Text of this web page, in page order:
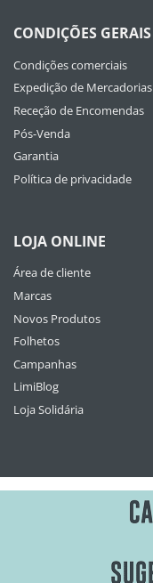
CONDIÇÕES GERAIS
Condições comerciais
Expedição de Mercadorias
Receção de Encomendas
Pós-Venda
Garantia
Política de privacidade
LOJA ONLINE
Área de cliente
Marcas
Novos Produtos
Folhetos
Campanhas
LimiBlog
Loja Solidária